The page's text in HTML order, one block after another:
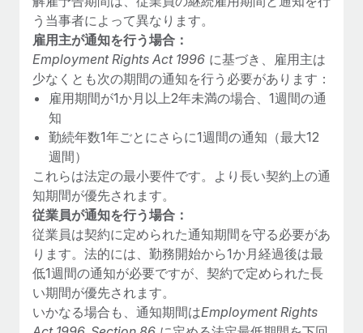
プラス）
Remoteの使命は、世界のどこにいても、あらゆる規模の企業が
業務に最適な人材を採用し、管理し、給与を支給できるようにす
ることです。この数週間で、新しい統合、機能、改良点をリリー
スしました。...
詳細を見る
給与詐欺：種類、事例、ビジネスを守る方法
給与, 賃金は詐欺の特に魅力的な標的です。多額の資金がシステ
ム間で頻繁に移動しているためです。このため、自社のビジネス
を保護することは極めて重要です。...
詳細を見る
う当事者によって異なります。
雇用主が通知を行う場合：
Employment Rights Act 1996 に基づき、雇用主は
少なくとも次の期間の通知を行う必要があります：
雇用期間が1か月以上2年未満の場合、1週間の通
知
勤続年数1年ごとにさらに1週間の通知（最大12
週間）
これらは法定の最小要件です。より長い契約上の通
知期間が優先されます。
従業員が通知を行う場合：
従業員は契約に定められた通知期間を守る必要があ
ります。法的には、勤務開始から1か月経過後は最
低1週間の通知が必要ですが、契約で定められた長
い期間が優先されます。
いかなる場合も、通知期間はEmployment Rights